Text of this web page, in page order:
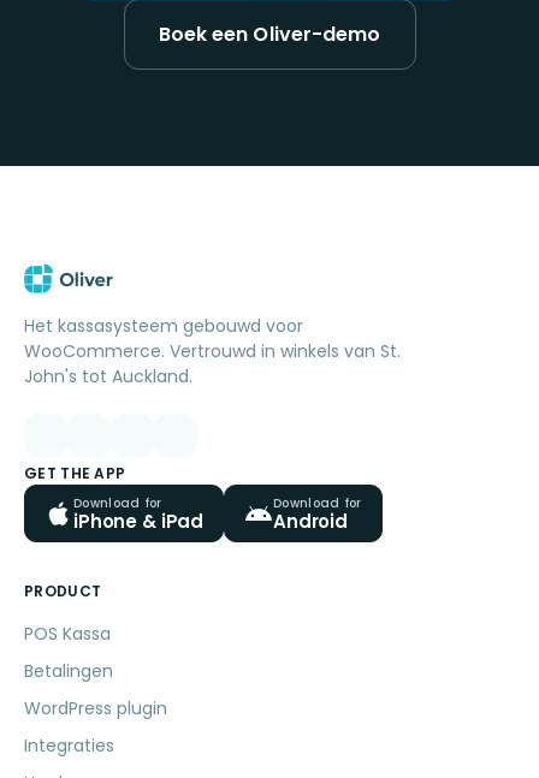
Boek een Oliver-demo
Het kassasysteem gebouwd voor
WooCommerce. Vertrouwd in winkels van St.
John's tot Auckland.
GET THE APP
Download for
iPhone & iPad
Download for
Android
PRODUCT
POS Kassa
Betalingen
WordPress plugin
Integraties